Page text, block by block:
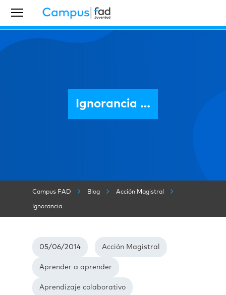
Ignorancia …
Campus FAD Blog Acción Magistral
Ignorancia …
05/06/2014 Acción Magistral
Aprender a aprender
Aprendizaje colaborativo